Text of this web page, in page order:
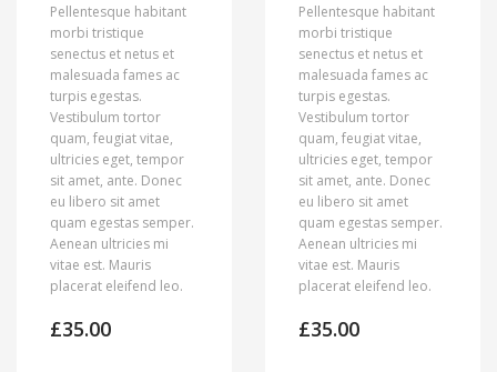
Pellentesque habitant
morbi tristique
senectus et netus et
malesuada fames ac
turpis egestas.
Vestibulum tortor
quam, feugiat vitae,
ultricies eget, tempor
sit amet, ante. Donec
eu libero sit amet
quam egestas semper.
Aenean ultricies mi
vitae est. Mauris
placerat eleifend leo.
£35.00
Pellentesque habitant
morbi tristique
senectus et netus et
malesuada fames ac
turpis egestas.
Vestibulum tortor
quam, feugiat vitae,
ultricies eget, tempor
sit amet, ante. Donec
eu libero sit amet
quam egestas semper.
Aenean ultricies mi
vitae est. Mauris
placerat eleifend leo.
£35.00